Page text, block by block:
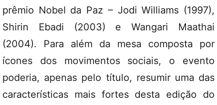
prêmio Nobel da Paz – Jodi Williams (1997),
Shirin Ebadi (2003) e Wangari Maathai
(2004). Para além da mesa composta por
ícones dos movimentos sociais, o evento
poderia, apenas pelo título, resumir uma das
características mais fortes desta edição do